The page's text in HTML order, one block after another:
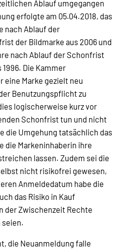
Ablauf umgegangen
erfolgte am 05.04.2018, das
nach Ablauf der
der Bildmarke aus 2006 und
nach Ablauf der Schonfrist
Die Kammer
eine Marke gezielt neu
Benutzungspflicht zu
logischerweise kurz vor
Schonfrist tun und nicht
die Umgehung tatsächlich das
die Markeninhaberin ihre
lassen. Zudem sei die
nicht risikofrei gewesen,
Anmeldedatum habe die
das Risiko in Kauf
der Zwischenzeit Rechte
die Neuanmeldung falle